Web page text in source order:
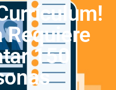
Requiere
150